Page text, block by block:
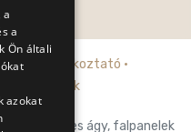
Cookie tájékoztató ·
feltételek
falpaneles ágy, falpanelek
a
a
Ön általi
azokat